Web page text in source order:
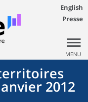
English
Presse
MENU
2012